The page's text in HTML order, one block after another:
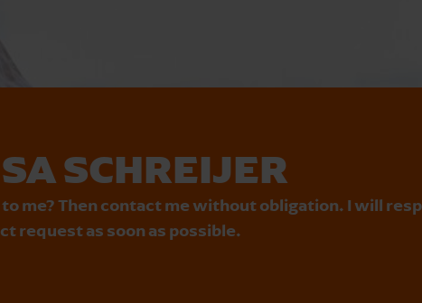
SCHREIJER
me? Then contact me without obligation. I will
request as soon as possible.